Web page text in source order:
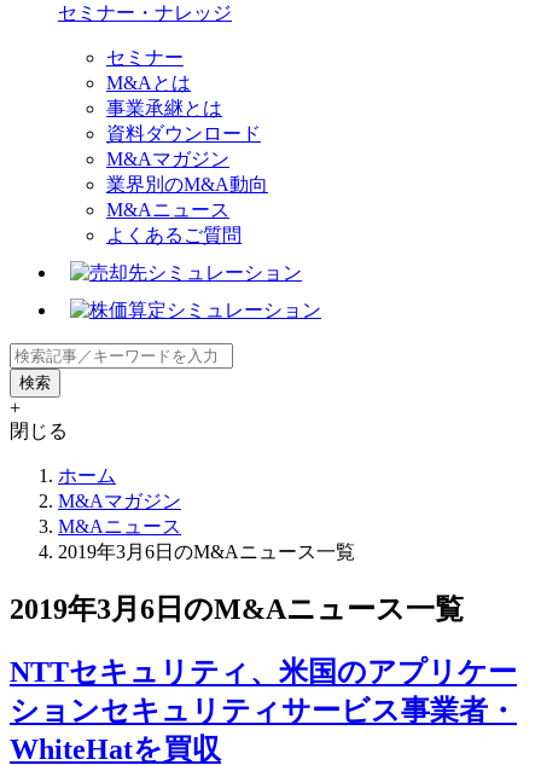
セミナー・ナレッジ
セミナー
M&Aとは
事業承継とは
資料ダウンロード
M&Aマガジン
業界別のM&A動向
M&Aニュース
よくあるご質問
+
閉じる
ホーム
M&Aマガジン
M&Aニュース
2019年3月6日のM&Aニュース一覧
2019年3月6日のM&Aニュース一覧
NTTセキュリティ、米国のアプリケー
ションセキュリティサービス事業者・
WhiteHatを買収